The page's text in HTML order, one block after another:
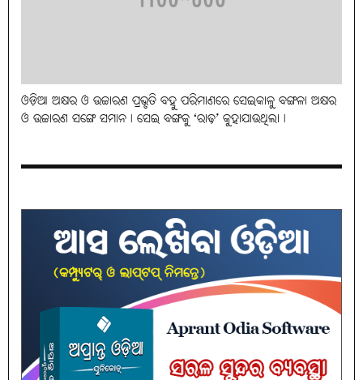
ଓଡ଼ିଆ ଅକ୍ଷର ଓ ଉଚ୍ଚାରଣ ପ୍ରଭୃତି ବହୁ ପରିମାଣରେ ସେଇକାଳୁ ବଙ୍ଗଳା ଅକ୍ଷର
ଓ ଉଚ୍ଚାରଣ ସଙ୍ଗେ ସମାନ। ସେଇ ବଙ୍ଗକୁ ‘ରାଢ଼’ କୁହାଯାଉଥିଲା।